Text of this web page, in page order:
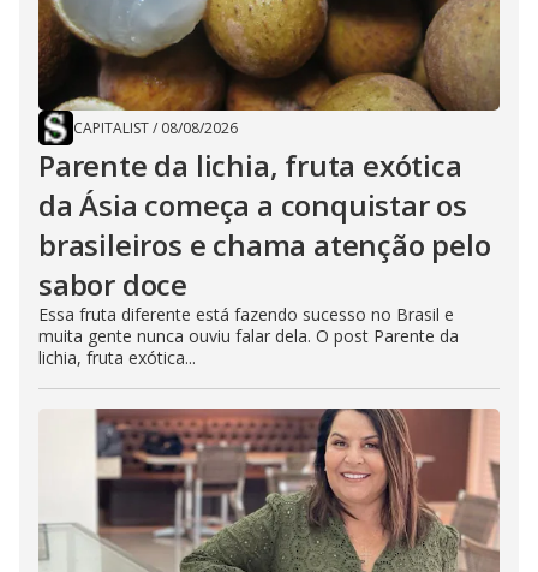
CAPITALIST/ 08/08/2026
Parente da lichia, fruta exótica
da Ásia começa a conquistar os
brasileiros e chama atenção pelo
sabor doce
Essa fruta diferente está fazendo sucesso no Brasil e
muita gente nunca ouviu falar dela. O post Parente da
lichia, fruta exótica...